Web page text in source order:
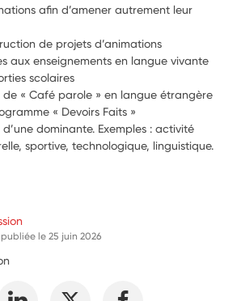
afin d’amener autrement leur
de projets d’animations
aux enseignements en langue vivante
scolaires
« Café parole » en langue étrangère
« Devoirs Faits »
dominante. Exemples : activité
sportive, technologique, linguistique.
publiée le25 juin 2026